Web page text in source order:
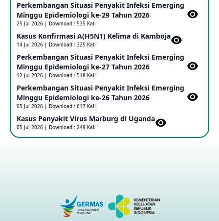
Update Informasi PHEIC Penyakit Ebola
23 May 2026
Penetapan Outbreak Penyakit Ebola di RD Kongo dan
Uganda Sebagai PHEIC
17 May 2026
Outbreak Penyakti Ebola di RD Kongo
16 May 2026
Kasus Konfirmasi A(H5NN6) di Cina
Penyakit virus Hanta di Kapal Pesiar Keberangkatan
Perkembangan Situasi Penyakit Infeksi Emerging
Minggu Epidemiologi ke-29 Tahun 2026
25 Jul 2026 | Download : 535 Kali
Kasus Konfirmasi A(H5N1) Kelima di Kamboja​
14 Jul 2026 | Download : 325 Kali
Perkembangan Situasi Penyakit Infeksi Emerging
Minggu Epidemiologi ke-27 Tahun 2026
12 Jul 2026 | Download : 548 Kali
Perkembangan Situasi Penyakit Infeksi Emerging
Minggu Epidemiologi ke-26 Tahun 2026
05 Jul 2026 | Download : 617 Kali
Kasus Penyakit Virus Marburg di Uganda
05 Jul 2026 | Download : 249 Kali